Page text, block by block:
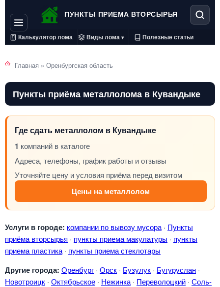
ПУНКТЫ ПРИЕМА ВТОРСЫРЬЯ
Калькулятор лома Виды лома ▾ Полезные статьи
Главная » Оренбургская область
Пункты приёма металлолома в Кувандыке
Где сдать металлолом в Кувандыке
1 компаний в каталоге
Адреса, телефоны, график работы и отзывы
Уточняйте цену и условия приёма перед визитом
Цены на металлолом
Услуги в городе: компании по вывозу мусора · Пункты
приёма вторсырья · пункты приема макулатуры · пункты
приема пластика · пункты приема стеклотары
Другие города: Оренбург · Орск · Бузулук · Бугуруслан ·
Новотроицк · Октябрьское · Нежинка · Переволоцкий · Соль-